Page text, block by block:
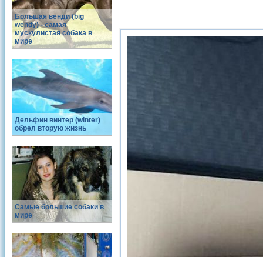
Большая венди (big
wendy) - самая
мускулистая собака в
мире
Дельфин винтер (winter)
обрел вторую жизнь
Самые большие собаки в
мире